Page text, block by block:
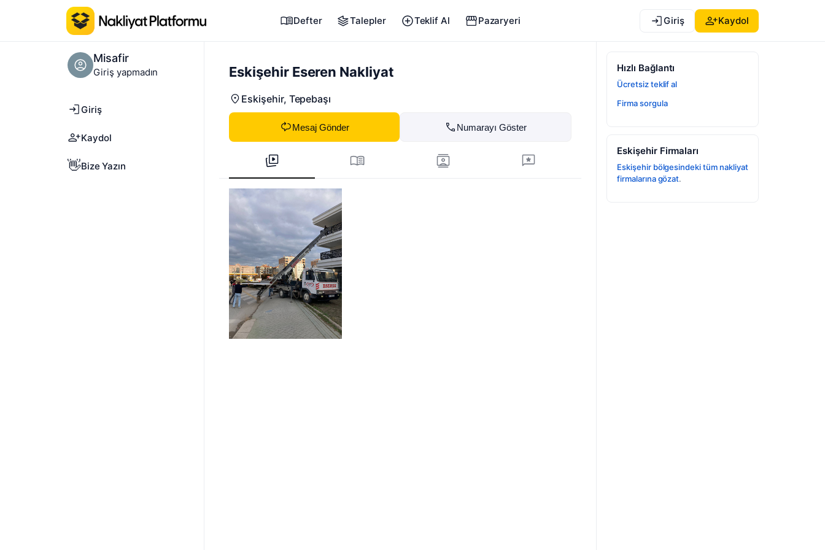
Misafir
Giriş yapmadın
Giriş
Kaydol
👋Bize Yazın
Defter Talepler Teklif Al Pazaryeri Giriş Kaydol
Eskişehir Eseren Nakliyat
Eskişehir, Tepebaşı
Mesaj Gönder Numarayı Göster
Hızlı Bağlantı
Ücretsiz teklif al
Firma sorgula
Eskişehir Firmaları
Eskişehir bölgesindeki tüm nakliyat
firmalarına gözat.